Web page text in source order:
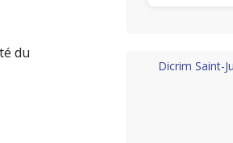
du
Dicrim Saint-